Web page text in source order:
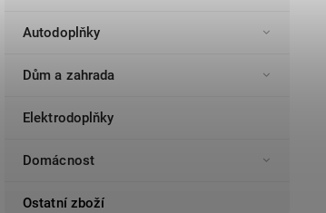
Autodoplňky
Dům a zahrada
Elektrodoplňky
Domácnost
Ostatní zboží